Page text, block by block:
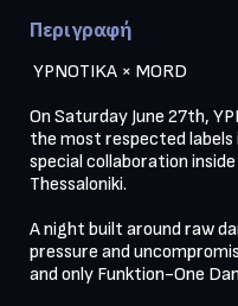
Περιγραφή
On Saturday June 27th,
the most respected
special collaboration
Thessaloniki.
A night built around raw
pressure and
and only Funktion-One